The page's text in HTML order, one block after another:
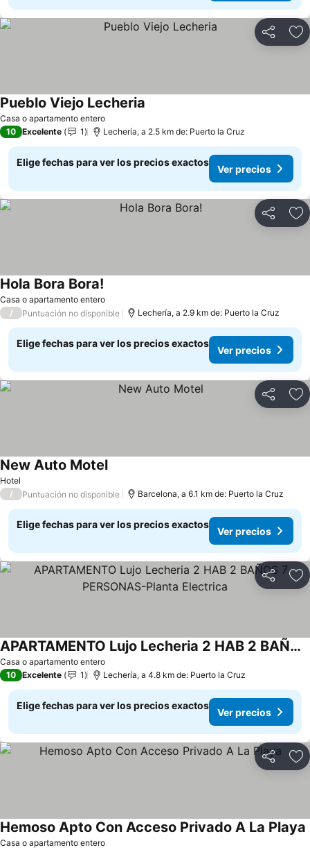
Compartir
Casa o apartamento entero
Pueblo Viejo Lecheria
10 Excelente 1 Lechería, a 2.5 km de: Puerto la Cruz
Elige fechas para ver los precios exactos
Ver precios
Compartir
Casa o apartamento entero
Hola Bora Bora!
/ Puntuación no disponible Lechería, a 2.9 km de: Puerto la Cruz
Elige fechas para ver los precios exactos
Ver precios
Compartir
Hotel
New Auto Motel
/ Puntuación no disponible Barcelona, a 6.1 km de: Puerto la Cruz
Elige fechas para ver los precios exactos
Ver precios
Compartir
Casa o apartamento entero
APARTAMENTO Lujo Lecheria 2 HAB 2 BAÑOS 7 PERSONAS-Planta Electrica
10 Excelente 1 Lechería, a 4.8 km de: Puerto la Cruz
Elige fechas para ver los precios exactos
Ver precios
Compartir
Casa o apartamento entero
Hemoso Apto Con Acceso Privado A La Playa